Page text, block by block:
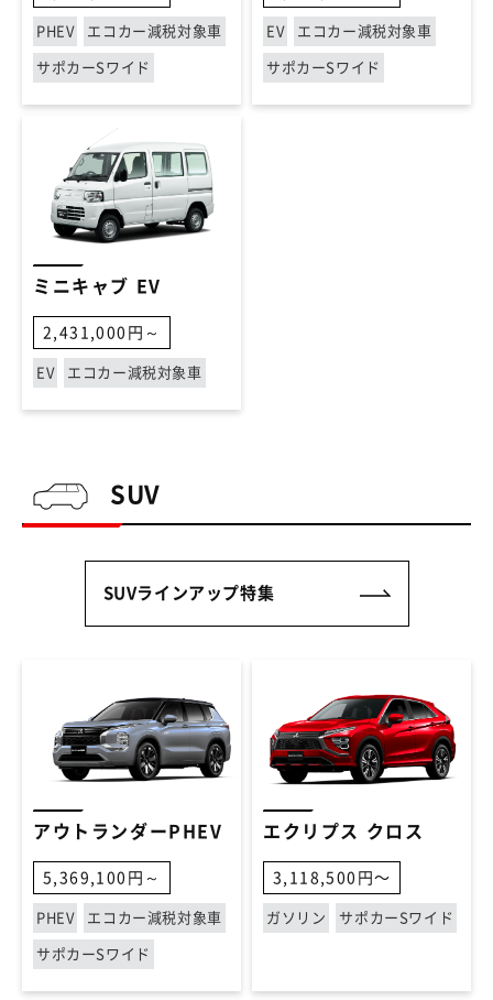
PHEV エコカー減税対象車
サポカーSワイド
EV エコカー減税対象車
サポカーSワイド
ミニキャブ EV
2,431,000円～
EV エコカー減税対象車
SUV
SUVラインアップ特集
アウトランダーPHEV
5,369,100円～
PHEV エコカー減税対象車
サポカーSワイド
エクリプス クロス
3,118,500円〜
ガソリン サポカーSワイド